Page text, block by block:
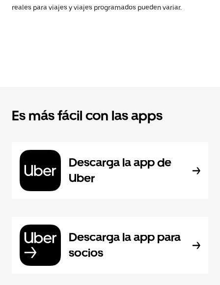
reales para viajes y viajes programados pueden variar.
Es más fácil con las apps
Descarga la app de
Uber
Descarga la app para
socios